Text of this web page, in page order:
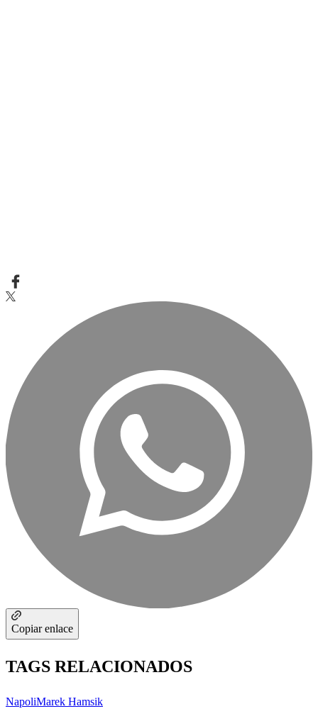
Copiar enlace
TAGS RELACIONADOS
NapoliMarek Hamsik